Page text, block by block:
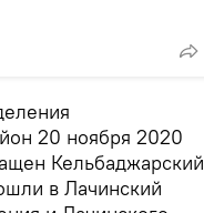
20 ноября 2020
Кельбаджарский
в Лачинский